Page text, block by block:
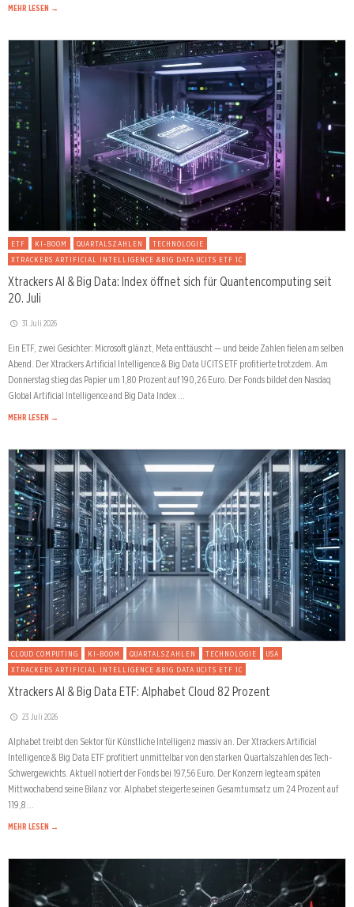
MEHR LESEN →
ETF KI-BOOM QUARTALSZAHLEN
TECHNOLOGIE
XTRACKERS ARTIFICIAL INTELLIGENCE &BIG DATA UCITS ETF 1C
Xtrackers AI & Big Data: Index öffnet sich für Quantencomputing seit
20. Juli
31. Juli 2026
Ein ETF, zwei Gesichter: Microsoft glänzt, Meta enttäuscht — und beide Zahlen fielen am selben
Abend. Der Xtrackers Artificial Intelligence & Big Data UCITS ETF profitierte trotzdem. Am
Donnerstag stieg das Papier um 1,80 Prozent auf 190,26 Euro. Der Fonds bildet den Nasdaq
Global Artificial Intelligence and Big Data Index …
MEHR LESEN →
CLOUD COMPUTING KI-BOOM QUARTALSZAHLEN TECHNOLOGIE
USA
XTRACKERS ARTIFICIAL INTELLIGENCE &BIG DATA UCITS ETF 1C
Xtrackers AI & Big Data ETF: Alphabet Cloud 82 Prozent
23. Juli 2026
Alphabet treibt den Sektor für Künstliche Intelligenz massiv an. Der Xtrackers Artificial
Intelligence & Big Data ETF profitiert unmittelbar von den starken Quartalszahlen des Tech-
Schwergewichts. Aktuell notiert der Fonds bei 197,56 Euro. Der Konzern legte am späten
Mittwochabend seine Bilanz vor. Alphabet steigerte seinen Gesamtumsatz um 24 Prozent auf
119,8 …
MEHR LESEN →